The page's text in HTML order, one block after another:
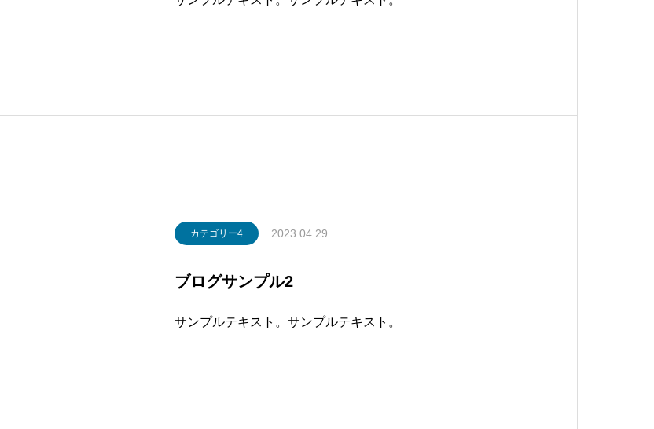
カテゴリー4 2023.04.29
ブログサンプル2
サンプルテキスト。サンプルテキスト。